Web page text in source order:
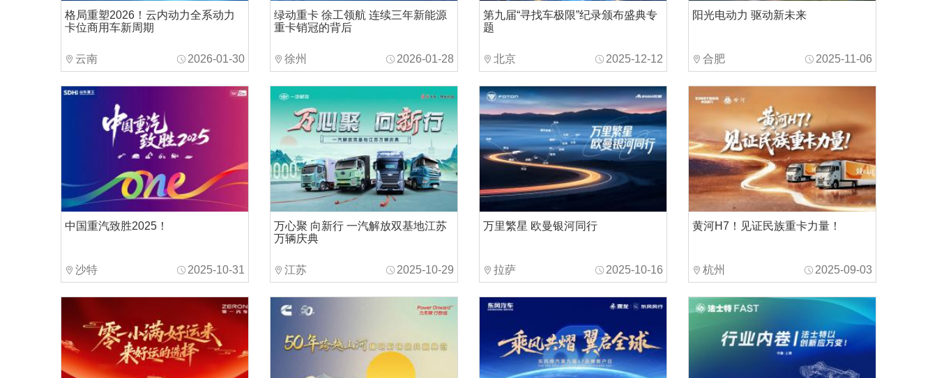
格局重塑2026！云内动力全系动力
卡位商用车新周期
云南 2026-01-30
绿动重卡 徐工领航 连续三年新能源
重卡销冠的背后
徐州 2026-01-28
第九届“寻找车极限”纪录颁布盛典专
题
北京 2025-12-12
阳光电动力 驱动新未来
合肥 2025-11-06
中国重汽致胜2025！
沙特 2025-10-31
万心聚 向新行 一汽解放双基地江苏
万辆庆典
江苏 2025-10-29
万里繁星 欧曼银河同行
拉萨 2025-10-16
黄河H7！见证民族重卡力量！
杭州 2025-09-03